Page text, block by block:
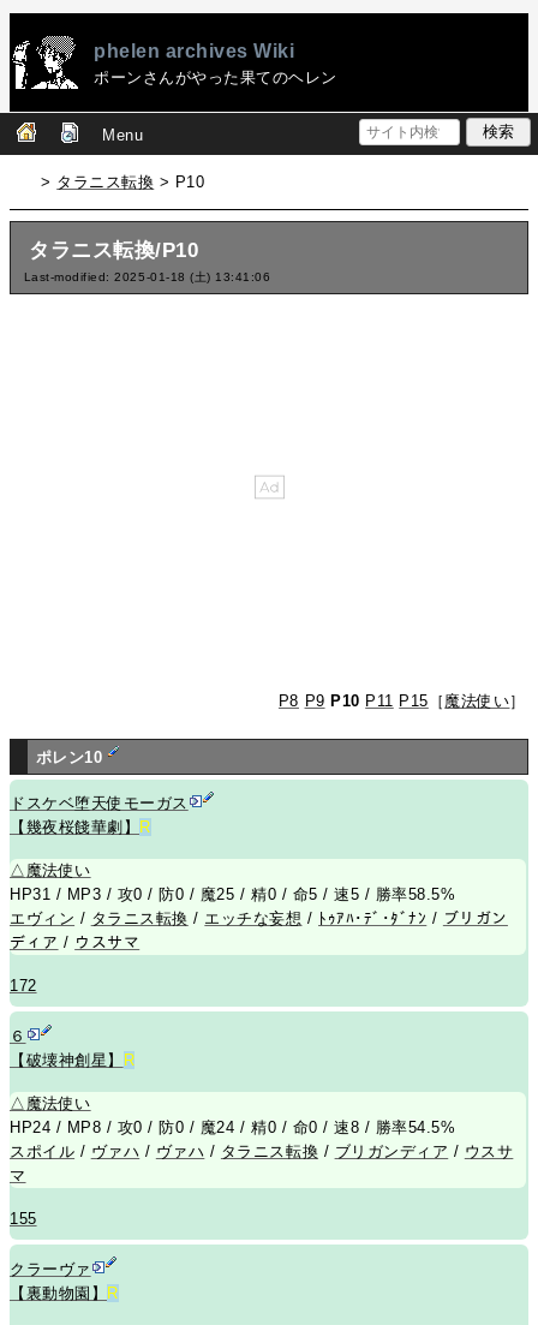
phelen archives Wiki
ポーンさんがやった果てのヘレン
Menu
> タラニス転換 > P10
タラニス転換/P10
Last-modified: 2025-01-18 (土) 13:41:06
P8 P9 P10 P11 P15 ［ 魔法使い］
ポレン10
ドスケベ堕天使モーガス
【幾夜桜餞華劇】
R
△ 魔法使い
HP31 / MP3 / 攻0 / 防0 / 魔25 / 精0 / 命5 / 速5 / 勝率58.5%
エヴィン / タラニス転換 / エッチな妄想 / ﾄｩｱﾊ･ﾃﾞ･ﾀﾞﾅﾝ / ブリガン
ディア / ウスサマ
172
６
【破壊神創星】
R
△ 魔法使い
HP24 / MP8 / 攻0 / 防0 / 魔24 / 精0 / 命0 / 速8 / 勝率54.5%
スポイル / ヴァハ / ヴァハ / タラニス転換 / ブリガンディア / ウスサ
マ
155
クラーヴァ
【裏動物園】 R